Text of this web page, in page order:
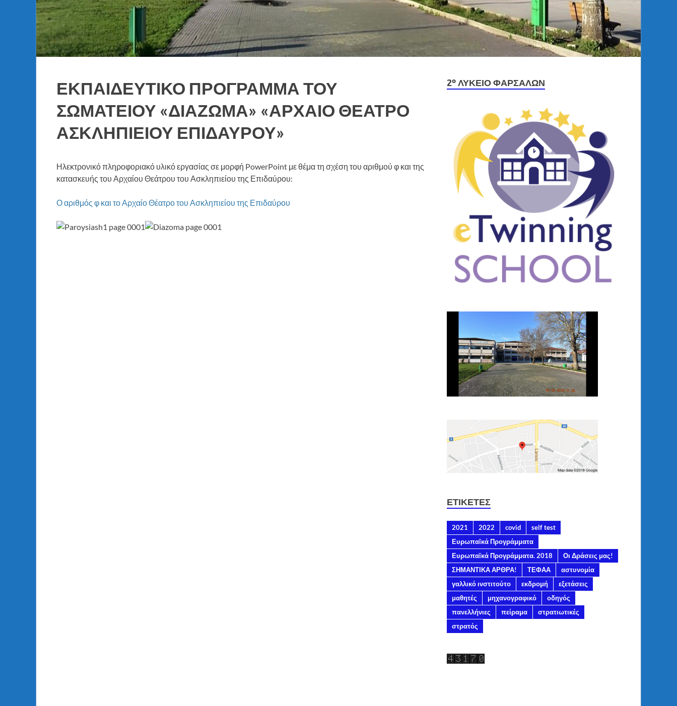
ΕΚΠΑΙΔΕΥΤΙΚΟ ΠΡΟΓΡΑΜΜΑ ΤΟΥ
ΣΩΜΑΤΕΙΟΥ «ΔΙΑΖΩΜΑ» «ΑΡΧΑΙΟ ΘΕΑΤΡΟ
ΑΣΚΛΗΠΙΕΙΟΥ ΕΠΙΔΑΥΡΟΥ»
Ηλεκτρονικό πληροφοριακό υλικό εργασίας σε μορφή PowerPoint με θέμα τη σχέση του αριθμού φ και της
κατασκευής του Αρχαίου Θεάτρου του Ασκληπιείου της Επιδαύρου:
Ο αριθμός φ και το Αρχαίο Θέατρο του Ασκληπιείου της Επιδαύρου
2º ΛΎΚΕΙΟ ΦΑΡΣΆΛΩΝ
ΕΤΙΚΈΤΕΣ
2021 2022 covid
self test
Ευρωπαϊκά Προγράμματα
Ευρωπαϊκά Προγράμματα. 2018
Οι Δράσεις μας!
ΣΗΜΑΝΤΙΚΑ ΑΡΘΡΑ!
ΤΕΦΑΑ
αστυνομία
γαλλικό ινστιτούτο
εκδρομή
εξετάσεις
μαθητές
μηχανογραφικό
οδηγός
πανελλήνιες
πείραμα
στρατιωτικές
στρατός